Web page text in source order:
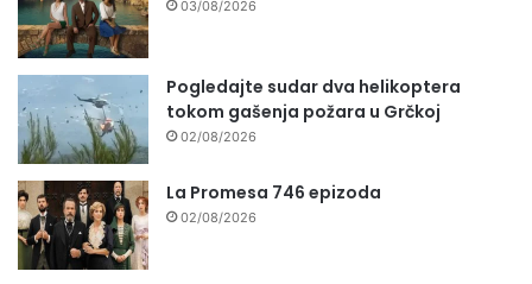
03/08/2026
Pogledajte sudar dva helikoptera
tokom gašenja požara u Grčkoj
02/08/2026
La Promesa 746 epizoda
02/08/2026